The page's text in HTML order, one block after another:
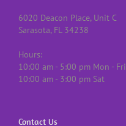
6020 Deacon Place, Unit C
Sarasota, FL 34238
Hours:
10:00 am - 5:00 pm Mon - Fri
10:00 am - 3:00 pm Sat
Contact Us